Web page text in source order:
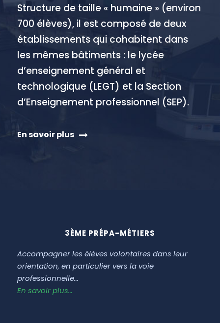
Structure de taille « humaine » (environ
700 élèves), il est composé de deux
établissements qui cohabitent dans
les mêmes bâtiments : le lycée
d’enseignement général et
technologique (LEGT) et la Section
d’Enseignement professionnel (SEP).
En savoir plus
3ÈME PRÉPA-MÉTIERS
Accompagner les élèves volontaires dans leur
orientation, en particulier vers la voie
professionnelle…
En savoir plus…